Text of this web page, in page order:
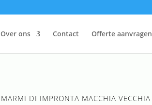
Over ons Contact Offerte aanvragen
DI IMPRONTA MACCHIA VECCHIA